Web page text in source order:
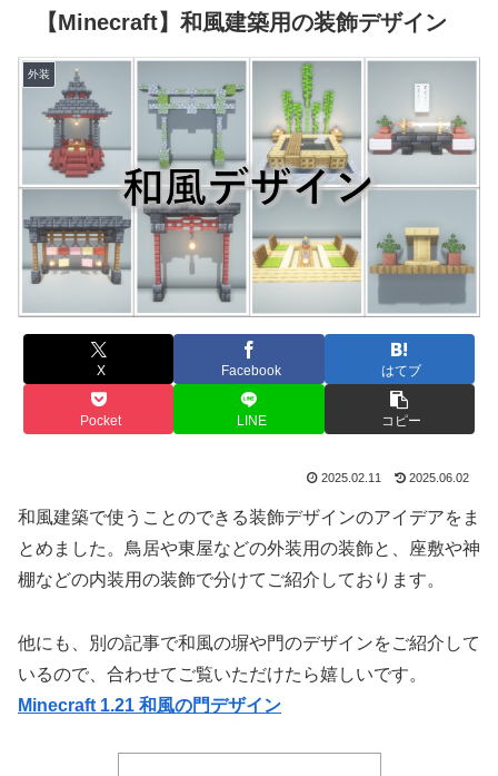
【Minecraft】和風建築用の装飾デザイン
外装
X Facebook はてブ
Pocket LINE コピー
2025.02.11 2025.06.02
和風建築で使うことのできる装飾デザインのアイデアをま
とめました。鳥居や東屋などの外装用の装飾と、座敷や神
棚などの内装用の装飾で分けてご紹介しております。
他にも、別の記事で和風の塀や門のデザインをご紹介して
いるので、合わせてご覧いただけたら嬉しいです。
Minecraft 1.21 和風の門デザイン